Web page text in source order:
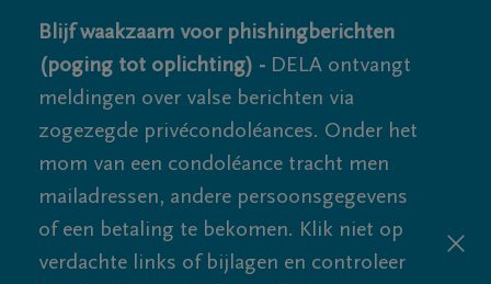
Blijf waakzaam voor phishingberichten
(poging tot oplichting) - DELA ontvangt
meldingen over valse berichten via
zogezegde privécondoléances. Onder het
mom van een condoléance tracht men
mailadressen, andere persoonsgegevens
of een betaling te bekomen. Klik niet op
verdachte links of bijlagen en controleer